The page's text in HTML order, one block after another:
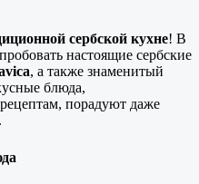
сербской кухне! В
настоящие сербские
, а также знаменитый
блюда,
порадуют даже